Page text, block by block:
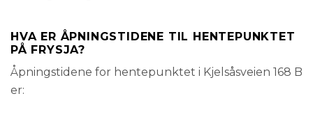
HVA ER ÅPNINGSTIDENE TIL HENTEPUNKTET
PÅ FRYSJA?
Åpningstidene for hentepunktet i Kjelsåsveien 168 B
er: